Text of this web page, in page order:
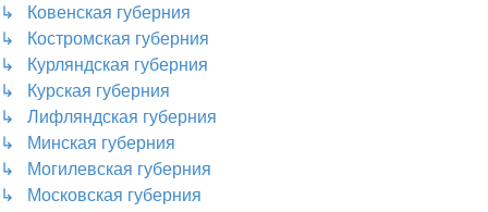
↳ Ковенская губерния
↳ Костромская губерния
↳ Курляндская губерния
↳ Курская губерния
↳ Лифляндская губерния
↳ Минская губерния
↳ Могилевская губерния
↳ Московская губерния